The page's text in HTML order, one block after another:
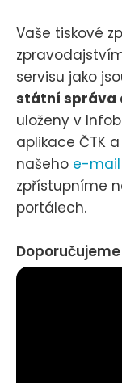
Vaše tiskové
servisu jako
státní správa
uloženy v
aplikace ČTK
našeho e-mail
zpřístupníme
portálech.
Doporučujeme